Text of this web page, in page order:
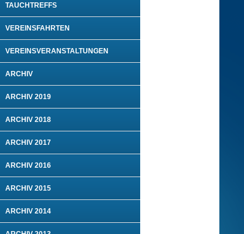
TAUCHTREFFS
VEREINSFAHRTEN
VEREINSVERANSTALTUNGEN
ARCHIV
ARCHIV 2019
ARCHIV 2018
ARCHIV 2017
ARCHIV 2016
ARCHIV 2015
ARCHIV 2014